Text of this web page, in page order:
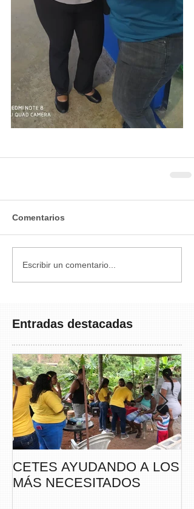
Comentarios
Escribir un comentario...
Entradas destacadas
CETES AYUDANDO A LOS
MÁS NECESITADOS